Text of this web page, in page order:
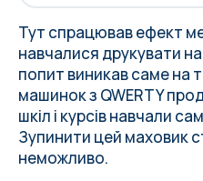
Тут спрацював ефект
навчалися друкувати
попит виникав саме на
машинок з QWERTY
шкіл і курсів навчали
Зупинити цей маховик
неможливо.